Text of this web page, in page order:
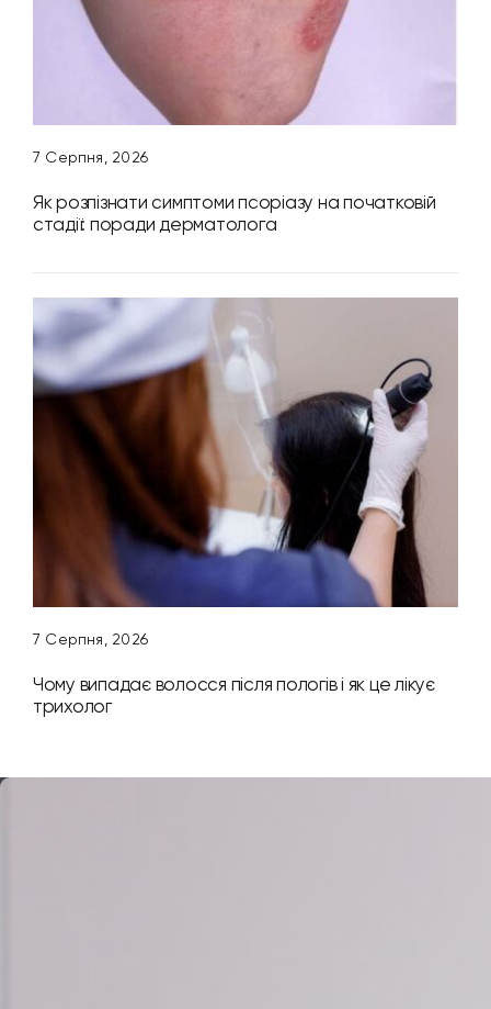
7 Серпня, 2026
Як розпізнати симптоми псоріазу на початковій
стадії: поради дерматолога
7 Серпня, 2026
Чому випадає волосся після пологів і як це лікує
трихолог